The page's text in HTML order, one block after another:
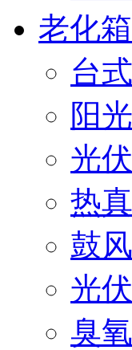
老化
台
阳
光
热
鼓
光
臭